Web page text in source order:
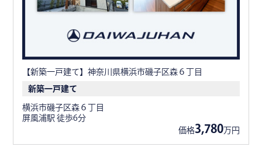
【新築一戸建て】神奈川県横浜市磯子区森６丁目
新築一戸建て
横浜市磯子区森６丁目
屏風浦駅 徒歩6分
価格3,780万円